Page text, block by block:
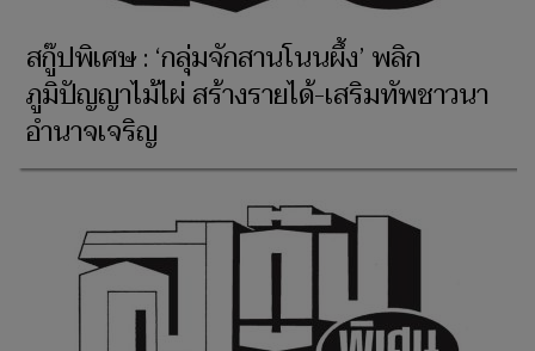
สกู๊ปพิเศษ : ‘กลุ่มจักสานโนนผึ้ง’ พลิก
ภูมิปัญญาไม้ไผ่ สร้างรายได้-เสริมทัพชาวนา
อำนาจเจริญ